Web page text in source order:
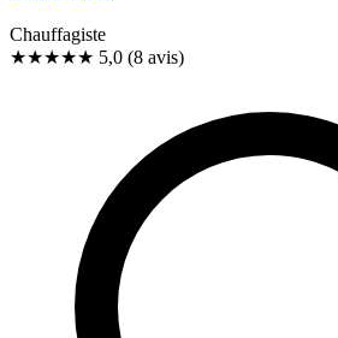
Chauffagiste
★★★★★ 5,0 (8 avis)